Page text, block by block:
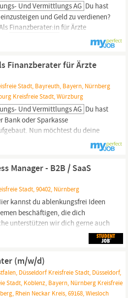
Und Vermittlungs AG Du hast
und Geld zu verdienen?
Finanzberater:in für Ärzte
the job Mediziner:innen
passgenaue Lösungen zu Finanz-
Die Deutsche Ärzte Finanz
AXA...
Finanzberater für Ärzte
Stadt, Bayreuth, Bayern, Nürnberg
Kreisfreie Stadt, Würzburg
Und Vermittlungs AG Du hast
Bank oder Sparkasse
Nun möchtest du deine
statt vorgegebene Absatzziele zu
Die Deutsche Ärzte Finanz
AXA Gruppe und zur apoBank.
für Ärzt:innen,...
Manager - B2B / SaaS
Stadt, 90402, Nürnberg
kannst du ablenkungsfrei Ideen
beschäftigen, die dich
unterstützen wir dich gerne auch
Betriebliche Altersvorsorge
findest du heraus, ob unsere
Bedürfnissen passt.
(m/w/d)
Düsseldorf Kreisfreie Stadt, Düsseldorf,
Stadt, Koblenz, Bayern, Nürnberg Kreisfreie
Rhein Neckar Kreis, 69168, Wiesloch